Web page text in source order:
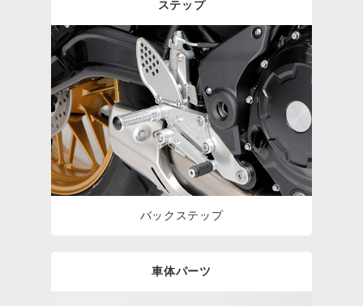
ステップ
バックステップ
車体パーツ